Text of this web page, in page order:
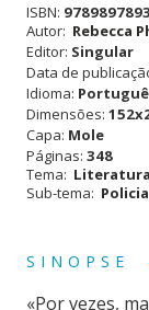
sem
ser
Apanhado
ISBN:
Autor: Rebecca
Editor: Singular
Data de
Idioma:
Dimensões:
Capa: Mole
Páginas: 348
Tema: Literatura
Sub-tema:
SINOPSE
«Por vezes,